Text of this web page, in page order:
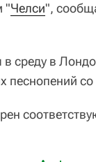
"Челси",
среду в
песнопений